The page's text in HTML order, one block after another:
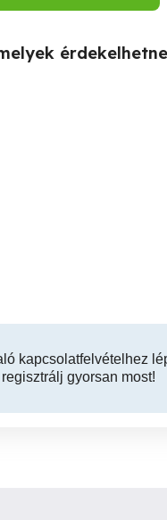
kapcsolatfelvételhez
gyorsan most!